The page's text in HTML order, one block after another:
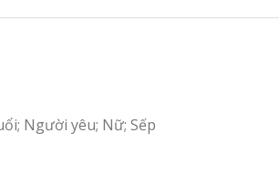
Người yêu; Nữ; Sếp